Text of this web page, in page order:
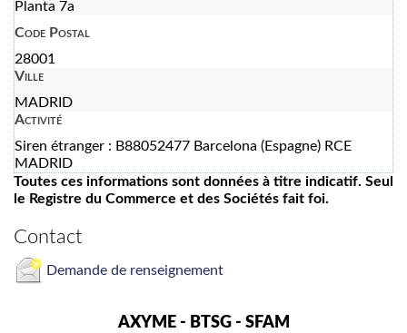
Planta 7a
Code Postal
28001
Ville
MADRID
Activité
Siren étranger : B88052477 Barcelona (Espagne) RCE
MADRID
Toutes ces informations sont données à titre indicatif. Seul
le Registre du Commerce et des Sociétés fait foi.
Contact
Demande de renseignement
AXYME - BTSG - SFAM